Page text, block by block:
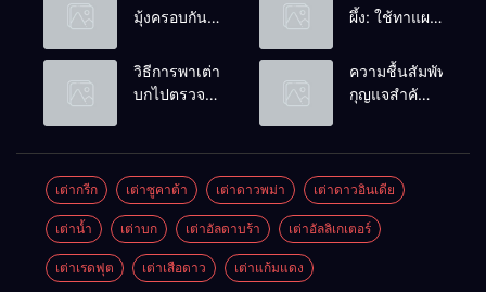
มุ้งครอบกัน
วางไข่ในคอก
เต่า
ผึ้ง: ใช้ทาแผล
ดื่มได้ไหม?
วิธีการพาเต่า
บกไปตรวจ
ความชื้นสัมพัทธ์:
กุญแจสำคัญ
เต่ากรีก เต่าซูคาต้า เต่าดาวพม่า เต่าดาวอินเดีย
เต่าน้ำ เต่าบก เต่าอัลดาบร้า เต่าอัลลิเกเตอร์
เต่าเรดฟุต เต่าเสือดาว เต่าแก้มแดง